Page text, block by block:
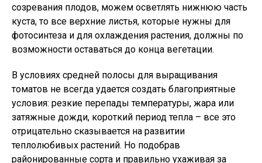
созревания плодов, можем осветлять нижнюю часть
куста, то все верхние листья, которые нужны для
фотосинтеза и для охлаждения растения, должны по
возможности оставаться до конца вегетации.
В условиях средней полосы для выращивания
томатов не всегда удается создать благоприятные
условия: резкие перепады температуры, жара или
затяжные дожди, короткий период тепла – все это
отрицательно сказывается на развитии
теплолюбивых растений. Но подобрав
районированные сорта и правильно ухаживая за